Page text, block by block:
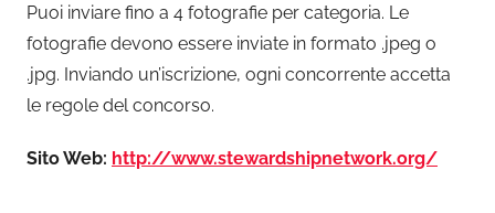
Puoi inviare fino a 4 fotografie per categoria. Le
fotografie devono essere inviate in formato .jpeg o
.jpg. Inviando un’iscrizione, ogni concorrente accetta
le regole del concorso.
Sito Web: http://www.stewardshipnetwork.org/